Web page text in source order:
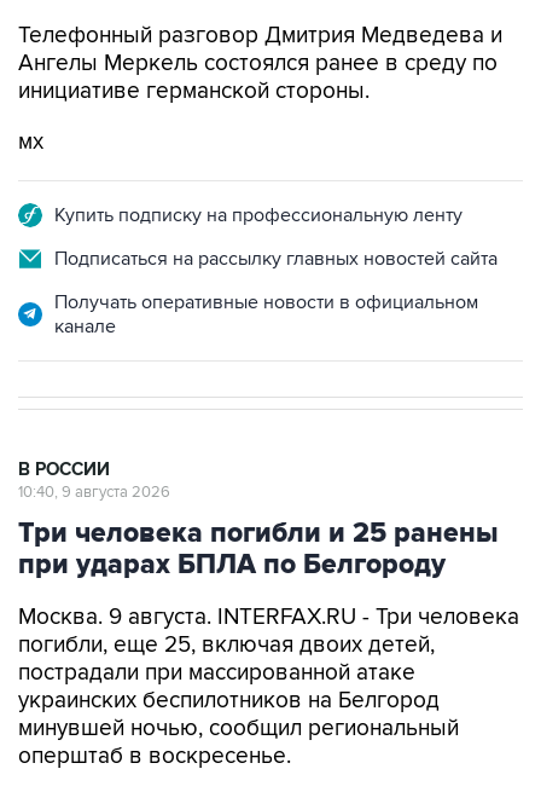
Телефонный разговор Дмитрия Медведева и
Ангелы Меркель состоялся ранее в среду по
инициативе германской стороны.
мх
Купить подписку на профессиональную ленту
Подписаться на рассылку главных новостей сайта
Получать оперативные новости в официальном
канале
В РОССИИ
10:40, 9 августа 2026
Три человека погибли и 25 ранены
при ударах БПЛА по Белгороду
Москва. 9 августа. INTERFAX.RU - Три человека
погибли, еще 25, включая двоих детей,
пострадали при массированной атаке
украинских беспилотников на Белгород
минувшей ночью, сообщил региональный
оперштаб в воскресенье.